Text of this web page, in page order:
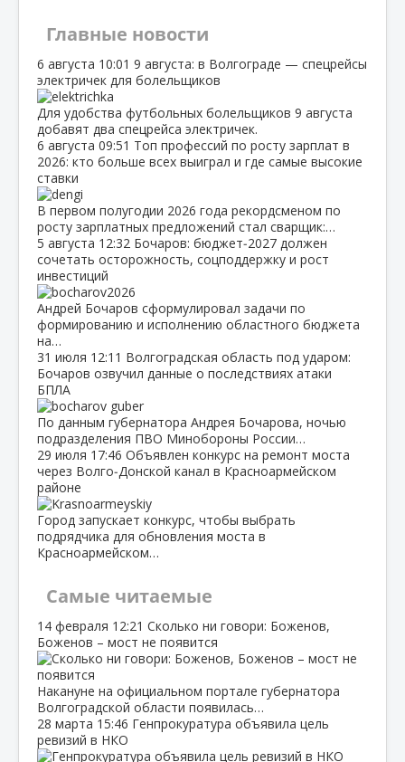
Главные новости
6 августа 10:01 9 августа: в Волгограде — спецрейсы
электричек для болельщиков
Для удобства футбольных болельщиков 9 августа
добавят два спецрейса электричек.
6 августа 09:51 Топ профессий по росту зарплат в
2026: кто больше всех выиграл и где самые высокие
ставки
В первом полугодии 2026 года рекордсменом по
росту зарплатных предложений стал сварщик:…
5 августа 12:32 Бочаров: бюджет‑2027 должен
сочетать осторожность, соцподдержку и рост
инвестиций
Андрей Бочаров сформулировал задачи по
формированию и исполнению областного бюджета
на…
31 июля 12:11 Волгоградская область под ударом:
Бочаров озвучил данные о последствиях атаки
БПЛА
По данным губернатора Андрея Бочарова, ночью
подразделения ПВО Минобороны России…
29 июля 17:46 Объявлен конкурс на ремонт моста
через Волго‑Донской канал в Красноармейском
районе
Город запускает конкурс, чтобы выбрать
подрядчика для обновления моста в
Красноармейском…
Самые читаемые
14 февраля 12:21 Сколько ни говори: Боженов,
Боженов – мост не появится
Накануне на официальном портале губернатора
Волгоградской области появилась…
28 марта 15:46 Генпрокуратура объявила цель
ревизий в НКО